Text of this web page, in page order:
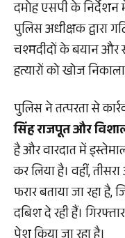
दमोह एसपी के
पुलिस अधीक्षक द्वारा
चश्मदीदों के बयान और
हत्यारों को खोज
पुलिस ने तत्परता से
सिंह राजपूत और
है और वारदात में
कर लिया है। वहीं,
फरार बताया जा रहा
दबिश दे रही हैं।